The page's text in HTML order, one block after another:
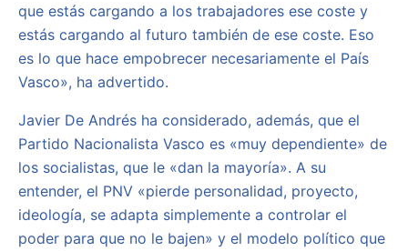
que estás cargando a los trabajadores ese coste y
estás cargando al futuro también de ese coste. Eso
es lo que hace empobrecer necesariamente el País
Vasco», ha advertido.
Javier De Andrés ha considerado, además, que el
Partido Nacionalista Vasco es «muy dependiente» de
los socialistas, que le «dan la mayoría». A su
entender, el PNV «pierde personalidad, proyecto,
ideología, se adapta simplemente a controlar el
poder para que no le bajen» y el modelo político que